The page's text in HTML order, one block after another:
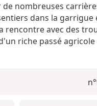
nombreuses
dans la garrigue
rencontre avec des
riche passé agricole
n°